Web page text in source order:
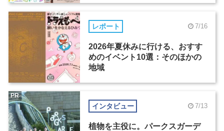
レポート 7/16
2026年夏休みに行ける、おすす
めのイベント10選：そのほかの
地域
インタビュー 7/13
植物を主役に。パークスガーデ
PR